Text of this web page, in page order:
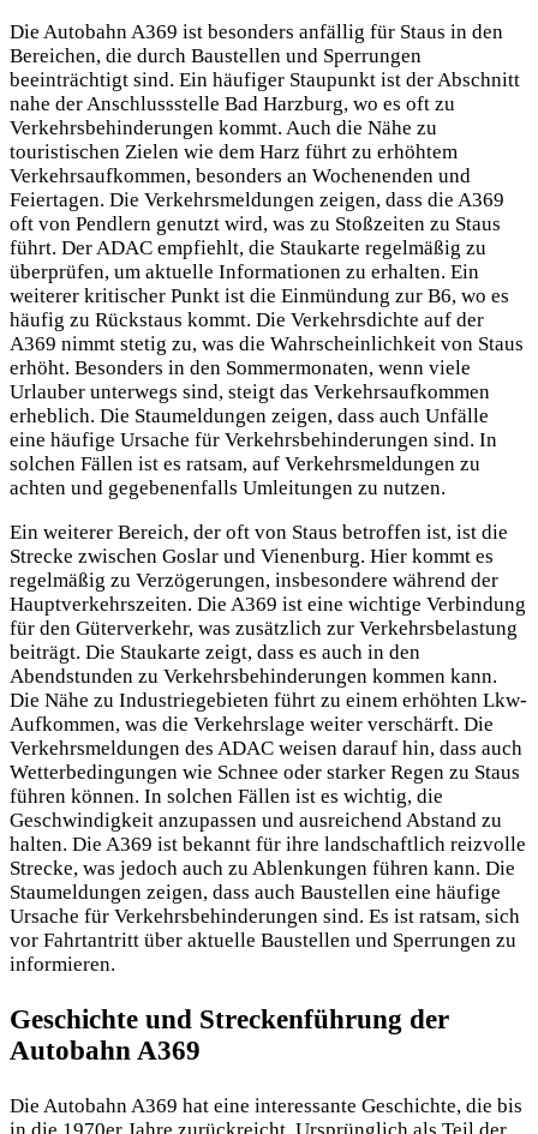
Die Autobahn A369 ist besonders anfällig für Staus in den
Bereichen, die durch Baustellen und Sperrungen
beeinträchtigt sind. Ein häufiger Staupunkt ist der Abschnitt
nahe der Anschlussstelle Bad Harzburg, wo es oft zu
Verkehrsbehinderungen kommt. Auch die Nähe zu
touristischen Zielen wie dem Harz führt zu erhöhtem
Verkehrsaufkommen, besonders an Wochenenden und
Feiertagen. Die Verkehrsmeldungen zeigen, dass die A369
oft von Pendlern genutzt wird, was zu Stoßzeiten zu Staus
führt. Der ADAC empfiehlt, die Staukarte regelmäßig zu
überprüfen, um aktuelle Informationen zu erhalten. Ein
weiterer kritischer Punkt ist die Einmündung zur B6, wo es
häufig zu Rückstaus kommt. Die Verkehrsdichte auf der
A369 nimmt stetig zu, was die Wahrscheinlichkeit von Staus
erhöht. Besonders in den Sommermonaten, wenn viele
Urlauber unterwegs sind, steigt das Verkehrsaufkommen
erheblich. Die Staumeldungen zeigen, dass auch Unfälle
eine häufige Ursache für Verkehrsbehinderungen sind. In
solchen Fällen ist es ratsam, auf Verkehrsmeldungen zu
achten und gegebenenfalls Umleitungen zu nutzen.
Ein weiterer Bereich, der oft von Staus betroffen ist, ist die
Strecke zwischen Goslar und Vienenburg. Hier kommt es
regelmäßig zu Verzögerungen, insbesondere während der
Hauptverkehrszeiten. Die A369 ist eine wichtige Verbindung
für den Güterverkehr, was zusätzlich zur Verkehrsbelastung
beiträgt. Die Staukarte zeigt, dass es auch in den
Abendstunden zu Verkehrsbehinderungen kommen kann.
Die Nähe zu Industriegebieten führt zu einem erhöhten Lkw-
Aufkommen, was die Verkehrslage weiter verschärft. Die
Verkehrsmeldungen des ADAC weisen darauf hin, dass auch
Wetterbedingungen wie Schnee oder starker Regen zu Staus
führen können. In solchen Fällen ist es wichtig, die
Geschwindigkeit anzupassen und ausreichend Abstand zu
halten. Die A369 ist bekannt für ihre landschaftlich reizvolle
Strecke, was jedoch auch zu Ablenkungen führen kann. Die
Staumeldungen zeigen, dass auch Baustellen eine häufige
Ursache für Verkehrsbehinderungen sind. Es ist ratsam, sich
vor Fahrtantritt über aktuelle Baustellen und Sperrungen zu
informieren.
Geschichte und Streckenführung der
Autobahn A369
Die Autobahn A369 hat eine interessante Geschichte, die bis